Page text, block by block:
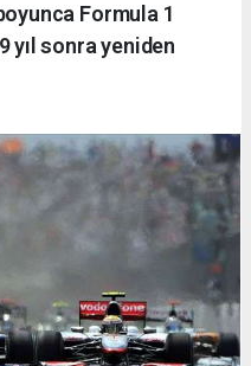
Formula 1
yıl sonra yeniden